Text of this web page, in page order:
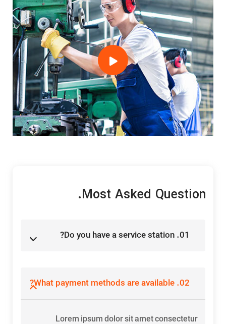
Most Asked Question.
01. Do you have a service station?
02. What payment methods are available?
Lorem ipsum dolor sit amet consectetur